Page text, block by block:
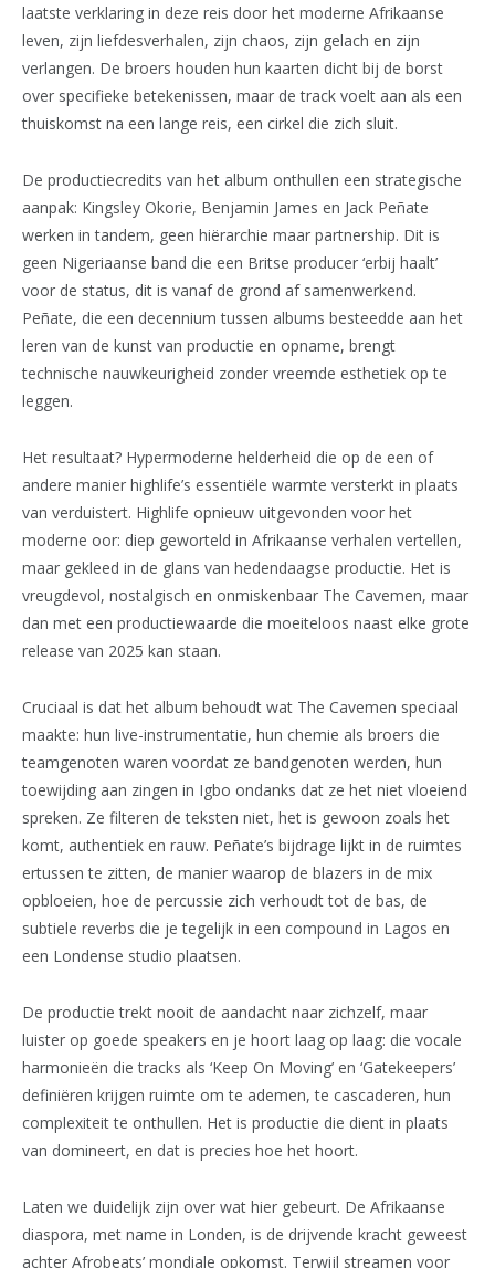
laatste verklaring in deze reis door het moderne Afrikaanse
leven, zijn liefdesverhalen, zijn chaos, zijn gelach en zijn
verlangen. De broers houden hun kaarten dicht bij de borst
over specifieke betekenissen, maar de track voelt aan als een
thuiskomst na een lange reis, een cirkel die zich sluit.
De productiecredits van het album onthullen een strategische
aanpak: Kingsley Okorie, Benjamin James en Jack Peñate
werken in tandem, geen hiërarchie maar partnership. Dit is
geen Nigeriaanse band die een Britse producer ‘erbij haalt’
voor de status, dit is vanaf de grond af samenwerkend.
Peñate, die een decennium tussen albums besteedde aan het
leren van de kunst van productie en opname, brengt
technische nauwkeurigheid zonder vreemde esthetiek op te
leggen.
Het resultaat? Hypermoderne helderheid die op de een of
andere manier highlife’s essentiële warmte versterkt in plaats
van verduistert. Highlife opnieuw uitgevonden voor het
moderne oor: diep geworteld in Afrikaanse verhalen vertellen,
maar gekleed in de glans van hedendaagse productie. Het is
vreugdevol, nostalgisch en onmiskenbaar The Cavemen, maar
dan met een productiewaarde die moeiteloos naast elke grote
release van 2025 kan staan.
Cruciaal is dat het album behoudt wat The Cavemen speciaal
maakte: hun live-instrumentatie, hun chemie als broers die
teamgenoten waren voordat ze bandgenoten werden, hun
toewijding aan zingen in Igbo ondanks dat ze het niet vloeiend
spreken. Ze filteren de teksten niet, het is gewoon zoals het
komt, authentiek en rauw. Peñate’s bijdrage lijkt in de ruimtes
ertussen te zitten, de manier waarop de blazers in de mix
opbloeien, hoe de percussie zich verhoudt tot de bas, de
subtiele reverbs die je tegelijk in een compound in Lagos en
een Londense studio plaatsen.
De productie trekt nooit de aandacht naar zichzelf, maar
luister op goede speakers en je hoort laag op laag: die vocale
harmonieën die tracks als ‘Keep On Moving’ en ‘Gatekeepers’
definiëren krijgen ruimte om te ademen, te cascaderen, hun
complexiteit te onthullen. Het is productie die dient in plaats
van domineert, en dat is precies hoe het hoort.
Laten we duidelijk zijn over wat hier gebeurt. De Afrikaanse
diaspora, met name in Londen, is de drijvende kracht geweest
achter Afrobeats’ mondiale opkomst. Terwijl streamen voor